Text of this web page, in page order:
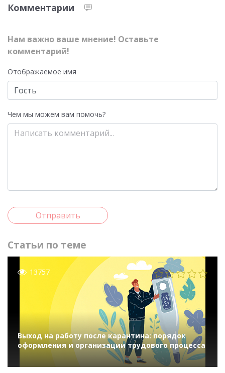
Комментарии
Нам важно ваше мнение! Оставьте
комментарий!
Отображаемое имя
Чем мы можем вам помочь?
Отправить
Статьи по теме
13757
Выход на работу после карантина: порядок
оформления и организации трудового процесса